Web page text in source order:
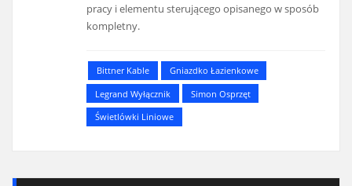
pracy i elementu sterującego opisanego w sposób
kompletny.
Bittner Kable
Gniazdko Łazienkowe
Legrand Wyłącznik
Simon Osprzęt
Świetlówki Liniowe